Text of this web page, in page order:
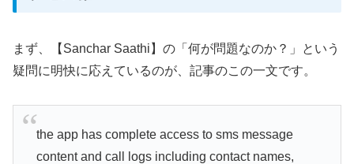
まず、【Sanchar Saathi】の「何が問題なのか？」という
疑問に明快に応えているのが、記事のこの一文です。
the app has complete access to sms message
content and call logs including contact names,